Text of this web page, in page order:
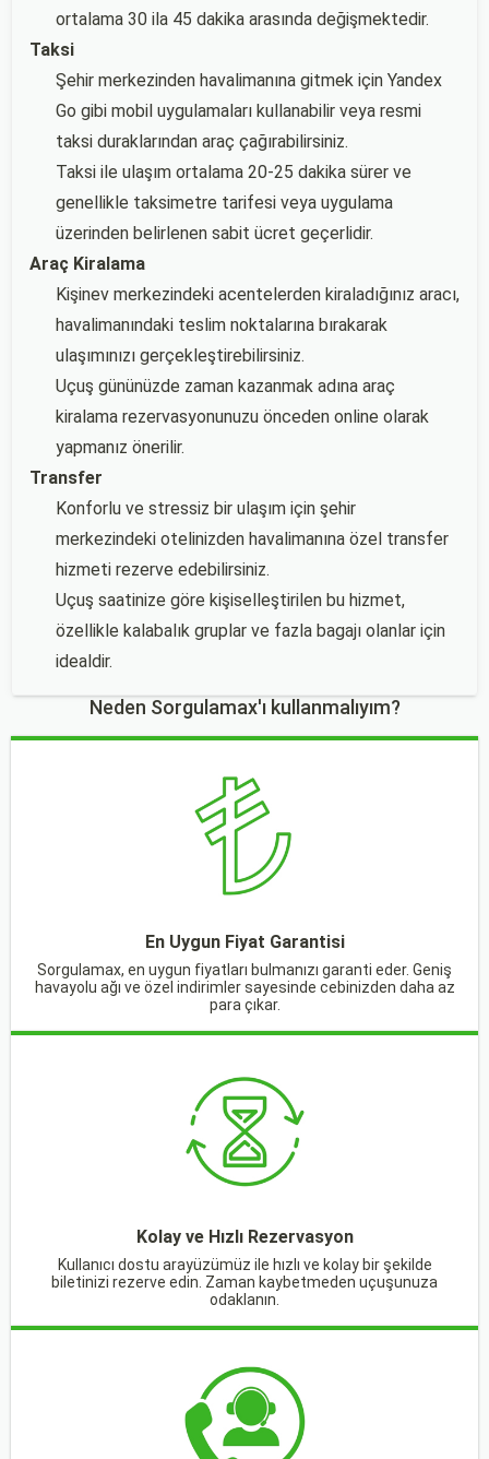
ortalama 30 ila 45 dakika arasında değişmektedir.
Taksi
Şehir merkezinden havalimanına gitmek için Yandex
Go gibi mobil uygulamaları kullanabilir veya resmi
taksi duraklarından araç çağırabilirsiniz.
Taksi ile ulaşım ortalama 20-25 dakika sürer ve
genellikle taksimetre tarifesi veya uygulama
üzerinden belirlenen sabit ücret geçerlidir.
Araç Kiralama
Kişinev merkezindeki acentelerden kiraladığınız aracı,
havalimanındaki teslim noktalarına bırakarak
ulaşımınızı gerçekleştirebilirsiniz.
Uçuş gününüzde zaman kazanmak adına araç
kiralama rezervasyonunuzu önceden online olarak
yapmanız önerilir.
Transfer
Konforlu ve stressiz bir ulaşım için şehir
merkezindeki otelinizden havalimanına özel transfer
hizmeti rezerve edebilirsiniz.
Uçuş saatinize göre kişiselleştirilen bu hizmet,
özellikle kalabalık gruplar ve fazla bagajı olanlar için
idealdir.
Neden Sorgulamax'ı kullanmalıyım?
En Uygun Fiyat Garantisi
Sorgulamax, en uygun fiyatları bulmanızı garanti eder. Geniş
havayolu ağı ve özel indirimler sayesinde cebinizden daha az
para çıkar.
Kolay ve Hızlı Rezervasyon
Kullanıcı dostu arayüzümüz ile hızlı ve kolay bir şekilde
biletinizi rezerve edin. Zaman kaybetmeden uçuşunuza
odaklanın.